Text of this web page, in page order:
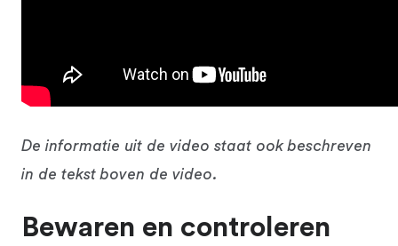
De informatie uit de video staat ook beschreven
in de tekst boven de video.
Bewaren en controleren